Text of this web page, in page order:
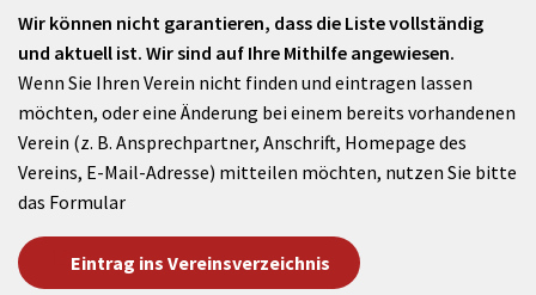
Wir können nicht garantieren, dass die Liste vollständig
und aktuell ist. Wir sind auf Ihre Mithilfe angewiesen.
Wenn Sie Ihren Verein nicht finden und eintragen lassen
möchten, oder eine Änderung bei einem bereits vorhandenen
Verein (z. B. Ansprechpartner, Anschrift, Homepage des
Vereins, E-Mail-Adresse) mitteilen möchten, nutzen Sie bitte
das Formular
Eintrag ins Vereinsverzeichnis